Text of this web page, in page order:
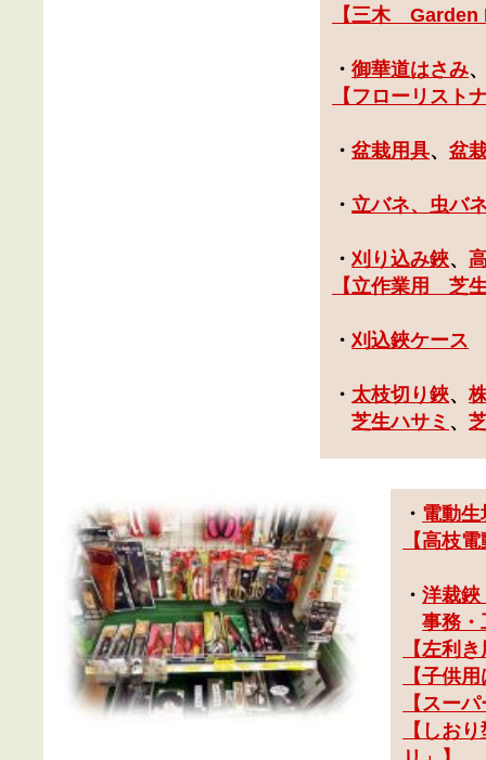
【三木 Garden
・御華道はさみ
【フローリスト
・盆栽用具、盆
・ 立バネ、虫バ
・刈り込み鋏、
【立作業用 芝
・刈込鋏ケース
・ 太枝切り鋏、
芝生ハサミ 、
・ 電動
【高枝電
・洋裁鋏
事務・
【左利き
【子供用
【スー
【 しお